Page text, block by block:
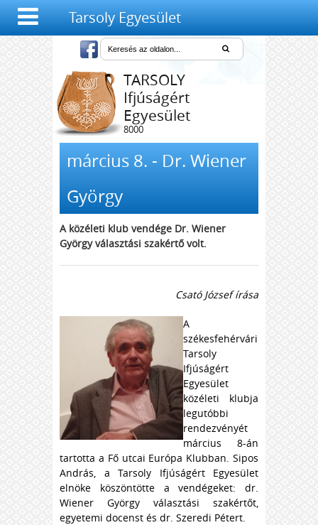
Tarsoly Egyesület
TARSOLY
Ifjúságért
Egyesület
8000
Székesfehérvár,
március 8. - Dr. Wiener
György
A közéleti klub vendége Dr. Wiener
György választási szakértő volt.
Csató József írása
A
székesfehérvári
Tarsoly
Ifjúságért
Egyesület
közéleti klubja
legutóbbi
rendezvényét
március 8-án
tartotta a Fő utcai Európa Klubban. Sipos
András, a Tarsoly Ifjúságért Egyesület
elnöke köszöntötte a vendégeket: dr.
Wiener György választási szakértőt,
egyetemi docenst és dr. Szeredi Pétert.